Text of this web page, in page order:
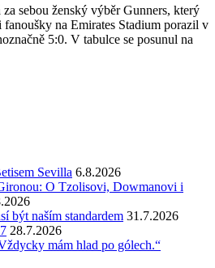
sebou ženský výběr Gunners, který
fanoušky na Emirates Stadium porazil v
5:0. V tabulce se posunul na
Sevilla 6.8.2026
O Tzolisovi, Dowmanovi i
být naším standardem 31.7.2026
28.7.2026
mám hlad po gólech.“